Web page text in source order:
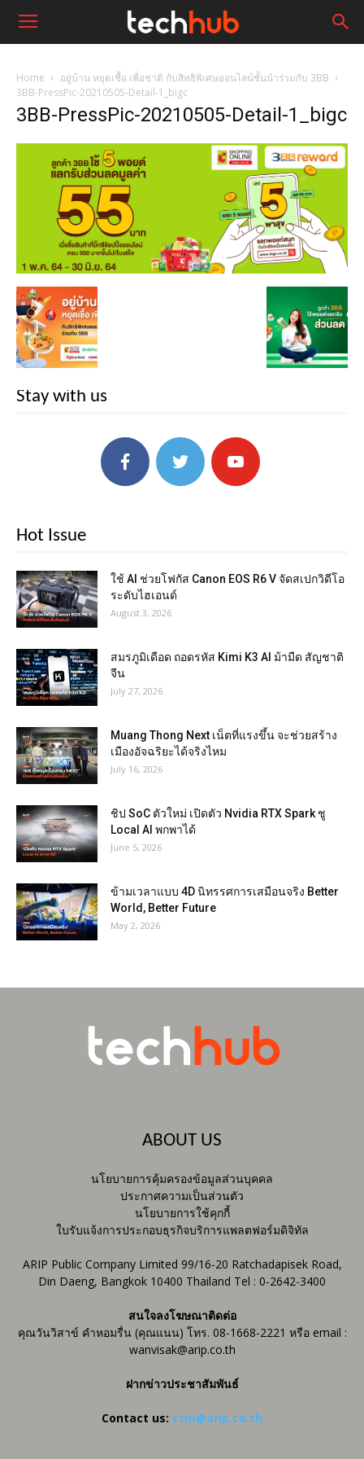
Home
อยู่บ้าน หยุดเชื้อ เพื่อชาติ กับสิทธิพิเศษออนไลน์ชั้นนำร่วมกับ 3BB
3BB-PressPic-20210505-Detail-1_bigc
3BB-PressPic-20210505-Detail-1_bigc
Stay with us
Hot Issue
ใช้ AI ช่วยโฟกัส Canon EOS R6 V จัดสเปกวิดีโอ
ระดับไฮเอนด์
August 3, 2026
สมรภูมิเดือด ถอดรหัส Kimi K3 AI ม้ามืด สัญชาติ
จีน
July 27, 2026
Muang Thong Next เน็ตที่แรงขึ้น จะช่วยสร้าง
เมืองอัจฉริยะได้จริงไหม
July 16, 2026
ชิป SoC ตัวใหม่ เปิดตัว Nvidia RTX Spark ชู
Local AI พกพาได้
June 5, 2026
ข้ามเวลาแบบ 4D นิทรรศการเสมือนจริง Better
World, Better Future
May 2, 2026
ABOUT US
นโยบายการคุ้มครองข้อมูลส่วนบุคคล
ประกาศความเป็นส่วนตัว
นโยบายการใช้คุกกี้
ใบรับแจ้งการประกอบธุรกิจบริการแพลตฟอร์มดิจิทัล
ARIP Public Company Limited 99/16-20 Ratchadapisek Road,
Din Daeng, Bangkok 10400 Thailand Tel : 0-2642-3400
สนใจลงโฆษณาติดต่อ
คุณวันวิสาข์ คำหอมรื่น (คุณแนน) โทร. 08-1668-2221 หรือ email :
wanvisak@arip.co.th
ฝากข่าวประชาสัมพันธ์
Contact us: ctm@arip.co.th